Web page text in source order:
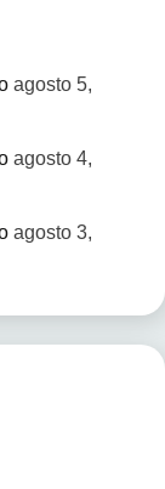
agosto 5,
agosto 4,
agosto 3,